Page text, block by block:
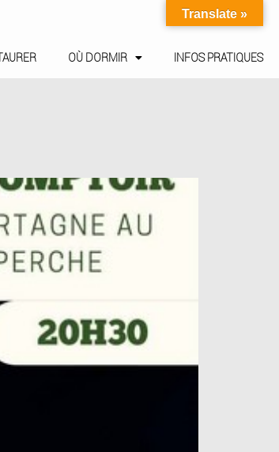
OÙ DORMIR INFOS PRATIQUES
Translate »